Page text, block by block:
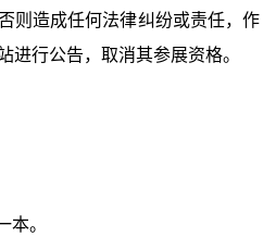
则造成任何法律纠纷或责任，作
进行公告，取消其参展资格。
。